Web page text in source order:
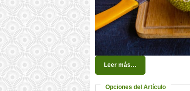
Leer más…
Opciones del Artículo